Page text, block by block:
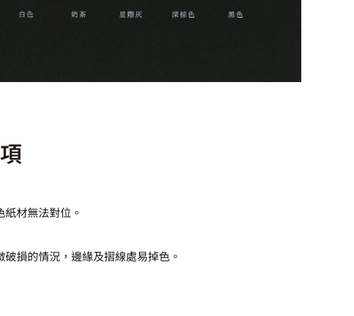
材無法對位。
損的情況，邊緣及摺線處易掉色。